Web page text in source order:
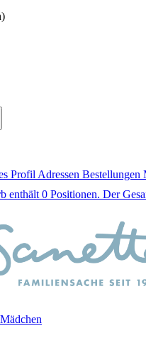
Profil Adressen Bestellungen
enthält 0 Positionen. Der